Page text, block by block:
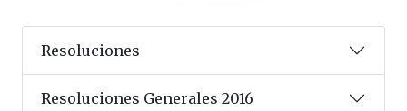
Resoluciones
Resoluciones Generales 2016